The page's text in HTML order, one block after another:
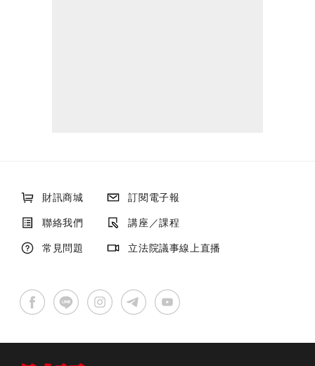
財訊商城
訂閱電子報
聯絡我們
講座／課程
常見問題
立法院議事線上直播